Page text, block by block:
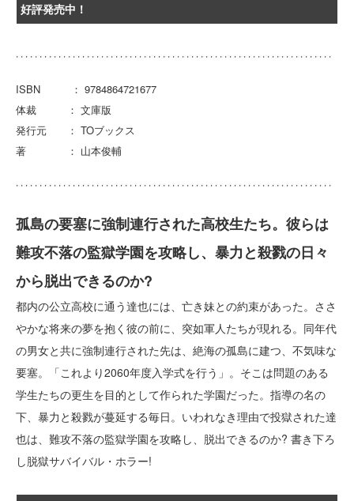
好評発売中！
ISBN ： 9784864721677
体裁 ： 文庫版
発行元 ： TOブックス
著 ： 山本俊輔
孤島の要塞に強制連行された高校生たち。彼らは
難攻不落の監獄学園を攻略し、暴力と殺戮の日々
から脱出できるのか?
都内の公立高校に通う達也には、亡き妹との約束があった。ささ
やかな将来の夢を抱く彼の前に、突如軍人たちが現れる。同年代
の男女と共に強制連行された先は、絶海の孤島に建つ、不気味な
要塞。「これより2060年度入学式を行う」。そこは問題のある
学生たちの更生を目的として作られた学園だった。指導の名の
下、暴力と殺戮が蔓延する毎日。いわれなき理由で投獄された達
也は、難攻不落の監獄学園を攻略し、脱出できるのか? 書き下ろ
し脱獄サバイバル・ホラー!